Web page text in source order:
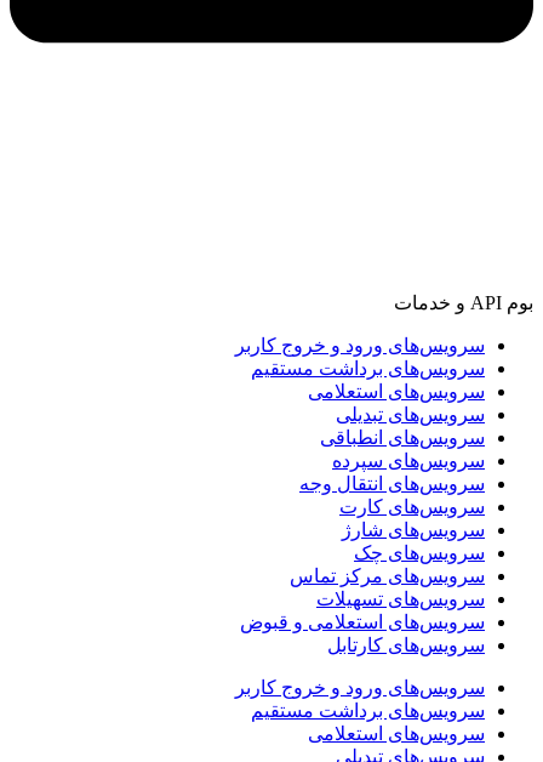
بوم API و خدمات
سرویس‌های ورود و خروج کاربر
سرویس‌های برداشت مستقیم
سرویس‌های استعلامی
سرویس‌های تبدیلی
سرویس‌های انطباقی
سرویس‌های سپرده
سرویس‌های انتقال وجه
سرویس‌های کارت
سرویس‌های شارژ
سرویس‌های چک
سرویس‌های مرکز تماس
سرویس‌های تسهیلات
سرویس‌های استعلامی و قبوض
سرویس‌های کارتابل
سرویس‌های ورود و خروج کاربر
سرویس‌های برداشت مستقیم
سرویس‌های استعلامی
سرویس‌های تبدیلی